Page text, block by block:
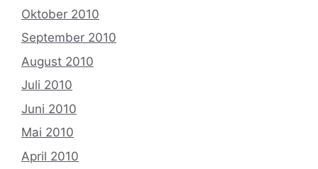
Oktober 2010
September 2010
August 2010
Juli 2010
Juni 2010
Mai 2010
April 2010